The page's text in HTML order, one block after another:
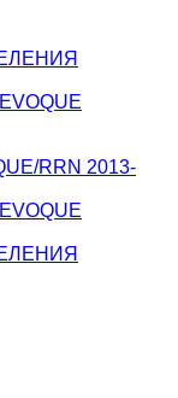
RRN 2013-